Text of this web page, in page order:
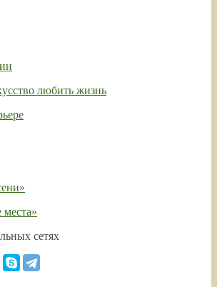
любить жизнь
сетях